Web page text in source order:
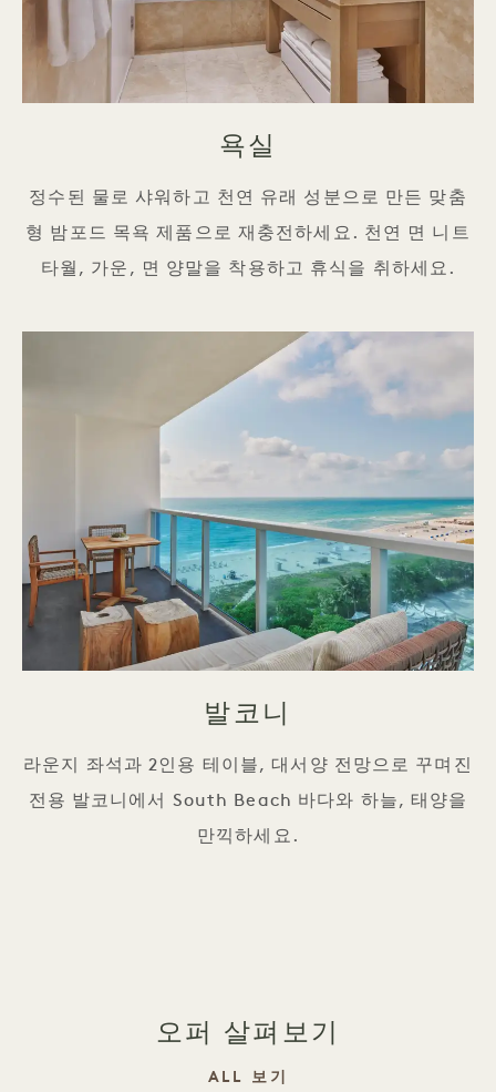
욕실
정수된 물로 샤워하고 천연 유래 성분으로 만든 맞춤
형 밤포드 목욕 제품으로 재충전하세요. 천연 면 니트
타월, 가운, 면 양말을 착용하고 휴식을 취하세요.
발코니
라운지 좌석과 2인용 테이블, 대서양 전망으로 꾸며진
전용 발코니에서 South Beach 바다와 하늘, 태양을
만끽하세요.
오퍼 살펴보기
ALL 보기